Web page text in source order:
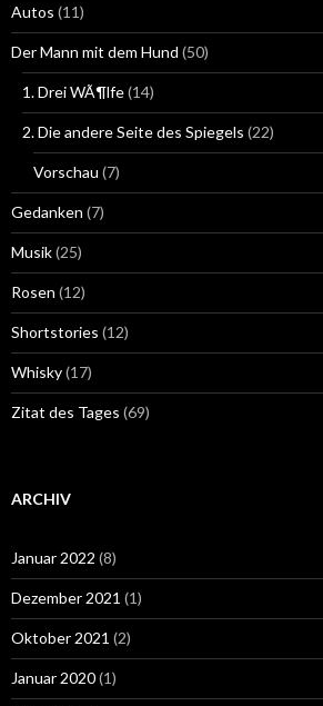
Autos (11)
Der Mann mit dem Hund (50)
1. Drei WÃ¶lfe(14)
2. Die andere Seite des Spiegels (22)
Vorschau (7)
Gedanken (7)
Musik(25)
Rosen (12)
Shortstories (12)
Whisky(17)
Zitat des Tages (69)
ARCHIV
Januar 2022 (8)
Dezember 2021 (1)
Oktober 2021 (2)
Januar 2020(1)